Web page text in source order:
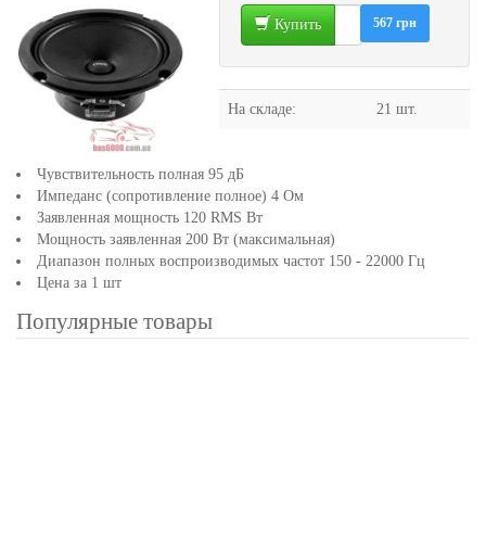
Купить 567 грн
На складе: 21 шт.
Чувствительность полная 95 дБ
Импеданс (сопротивление полное) 4 Ом
Заявленная мощность 120 RMS Вт
Мощность заявленная 200 Вт (максимальная)
Диапазон полных воспроизводимых частот 150 - 22000 Гц
Цена за 1 шт
Популярные товары